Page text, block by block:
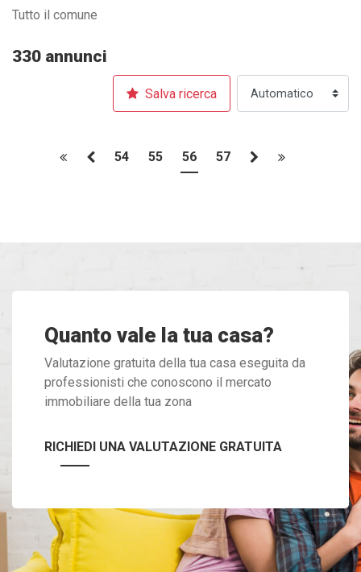
Tutto il comune
330 annunci
Salva ricerca
54 55 56 57
Quanto vale la tua casa?
Valutazione gratuita della tua casa eseguita da
professionisti che conoscono il mercato
immobiliare della tua zona
RICHIEDI UNA VALUTAZIONE GRATUITA